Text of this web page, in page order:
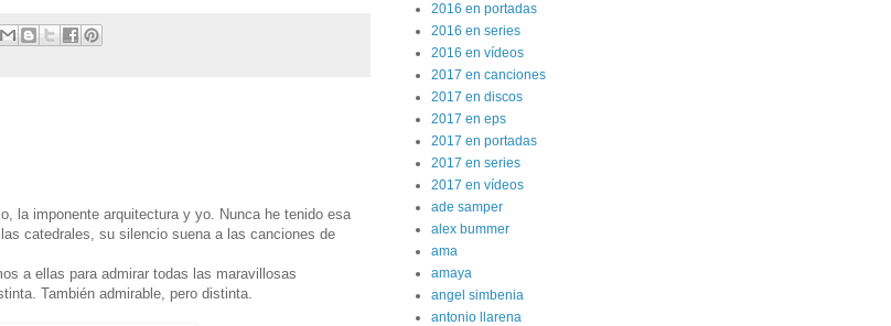
la imponente arquitectura y yo. Nunca he tenido esa
catedrales, su silencio suena a las canciones de
a ellas para admirar todas las maravillosas
También admirable, pero distinta.
2016 en portadas
2016 en series
2016 en vídeos
2017 en canciones
2017 en discos
2017 en eps
2017 en portadas
2017 en series
2017 en vídeos
ade samper
alex bummer
ama
amaya
angel simbenia
antonio llarena